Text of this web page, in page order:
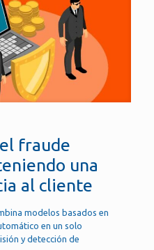
fraude
una
al cliente
modelos basados en
en un solo
y detección de